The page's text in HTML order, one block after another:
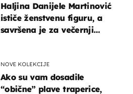
Haljina Danijele Martinović
ističe ženstvenu figuru, a
savršena je za večernji
NOVE KOLEKCIJE
Ako su vam dosadile
“obične” plave traperice,